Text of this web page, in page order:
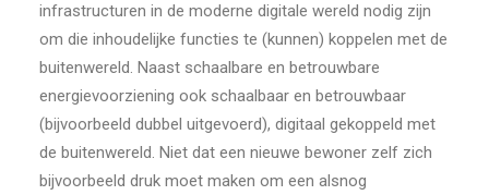
infrastructuren in de moderne digitale wereld nodig zijn
om die inhoudelijke functies te (kunnen) koppelen met de
buitenwereld. Naast schaalbare en betrouwbare
energievoorziening ook schaalbaar en betrouwbaar
(bijvoorbeeld dubbel uitgevoerd), digitaal gekoppeld met
de buitenwereld. Niet dat een nieuwe bewoner zelf zich
bijvoorbeeld druk moet maken om een alsnog